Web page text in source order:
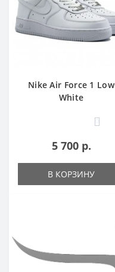
Nike Air Force 1 Low
White
0
5 700 р.
В КОРЗИНУ